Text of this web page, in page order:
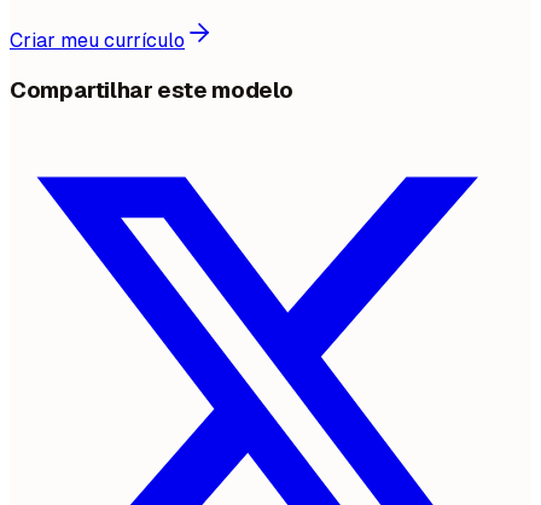
Criar meu currículo
Compartilhar este modelo